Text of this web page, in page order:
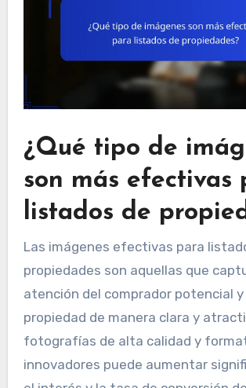
¿Qué tipo de
son más efectivas
listados de
Las imágenes efectivas para
propiedades son aquellas que
atención del comprador potencial
propiedad de manera clara y
fotografías de alta calidad y
innovadores puede aumentar